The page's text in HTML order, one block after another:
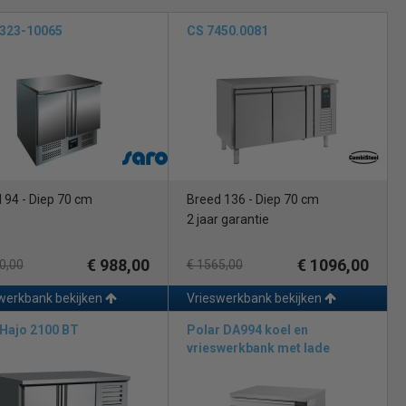
de techniek. Ons grote assortiment wordt voorzien van
u merken met een zeer professionele koeltechniek. Wanneer u
ontdooiing (zie beschrijving onderaan). Allen zijn beschikbaar in
afsluitbare deuren om uw kostbare producten veilig te
ook de merken CombiSteel, AlpenInox, Daquiri, Tefcold
ijsvorming op de verdamper. Dit bevroren vocht moet
optimaal gekoeld blijven.
10065
94 - Diep 70 cm
€ 988,00
bekijken
CS 7450.0081
Breed 136 - Diep 70 cm
2 jaar garantie
€ 1565,00 € 1096,00
Vrieswerkbank bekijken
2100 BT
Polar DA994 koel en
vrieswerkbank met lade